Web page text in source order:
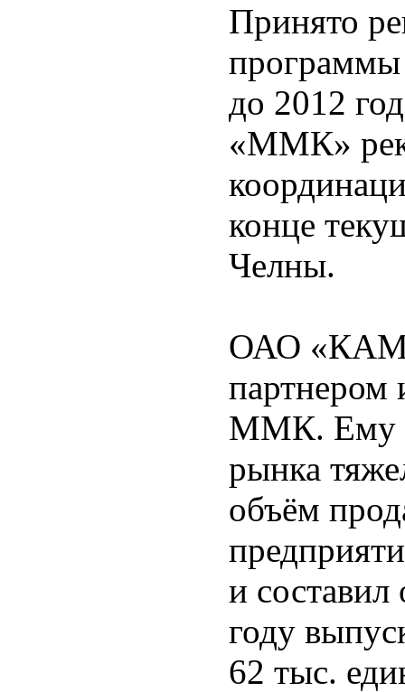
Принято
программы
до 2012
«ММК»
конце
Челны.
ОАО
партнером
ММК. Ему
рынка
объём
и
году
62 тыс.